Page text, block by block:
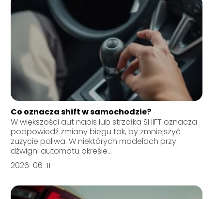
Co oznacza shift w samochodzie?
W większości aut napis lub strzałka SHIFT oznacza
podpowiedź zmiany biegu tak, by zmniejszyć
zużycie paliwa. W niektórych modelach przy
dźwigni automatu określe...
2026-06-11